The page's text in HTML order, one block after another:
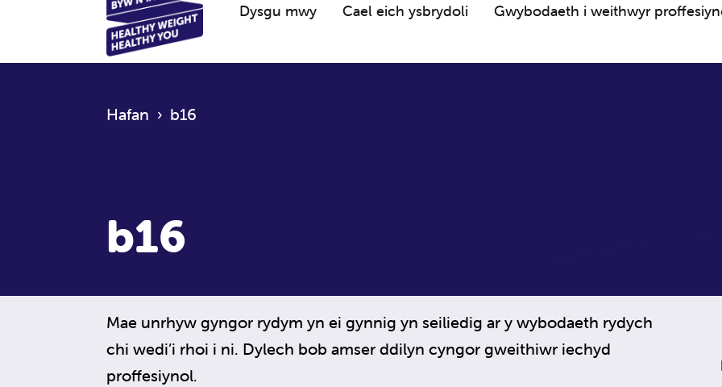
Dysgu mwy Cael eich ysbrydoli Gwybodaeth i weithwyr
Hafan › b16
b16
Mae unrhyw gyngor rydym yn ei gynnig yn seiliedig ar y wybodaeth rydych
chi wedi’i rhoi i ni. Dylech bob amser ddilyn cyngor gweithiwr iechyd
proffesiynol.